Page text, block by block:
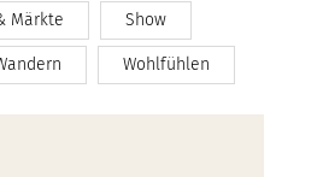
Märkte Show
Wohlfühlen